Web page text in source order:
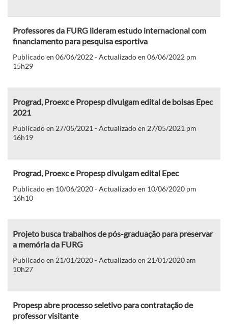
Professores da FURG lideram estudo internacional com
financiamento para pesquisa esportiva
Publicado en 06/06/2022 - Actualizado en 06/06/2022 pm
15h29
Prograd, Proexc e Propesp divulgam edital de bolsas Epec
2021
Publicado en 27/05/2021 - Actualizado en 27/05/2021 pm
16h19
Prograd, Proexc e Propesp divulgam edital Epec
Publicado en 10/06/2020 - Actualizado en 10/06/2020 pm
16h10
Projeto busca trabalhos de pós-graduação para preservar
a memória da FURG
Publicado en 21/01/2020 - Actualizado en 21/01/2020 am
10h27
Propesp abre processo seletivo para contratação de
professor visitante